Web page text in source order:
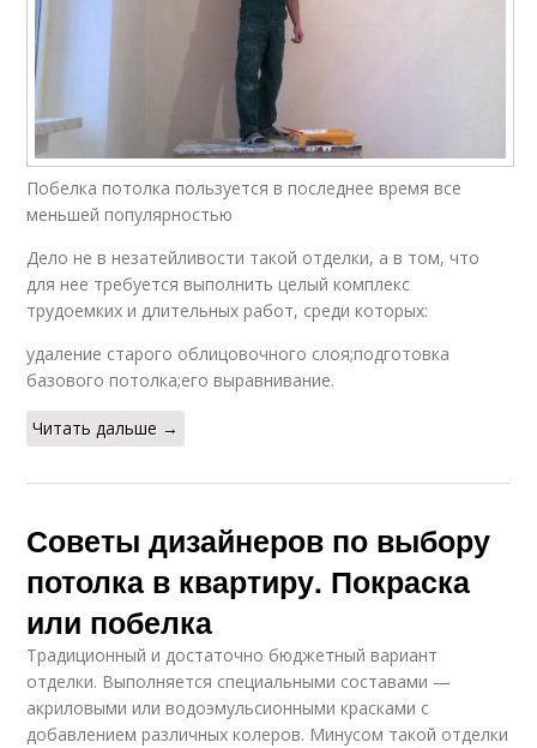
Побелка потолка пользуется в последнее время все
меньшей популярностью
Дело не в незатейливости такой отделки, а в том, что
для нее требуется выполнить целый комплекс
трудоемких и длительных работ, среди которых:
удаление старого облицовочного слоя;подготовка
базового потолка;его выравнивание.
Читать дальше →
Советы дизайнеров по выбору
потолка в квартиру. Покраска
или побелка
Традиционный и достаточно бюджетный вариант
отделки. Выполняется специальными составами —
акриловыми или водоэмульсионными красками с
добавлением различных колеров. Минусом такой отделки